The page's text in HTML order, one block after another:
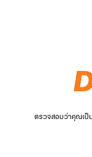
ตรวจสอบว่าคุณเป็